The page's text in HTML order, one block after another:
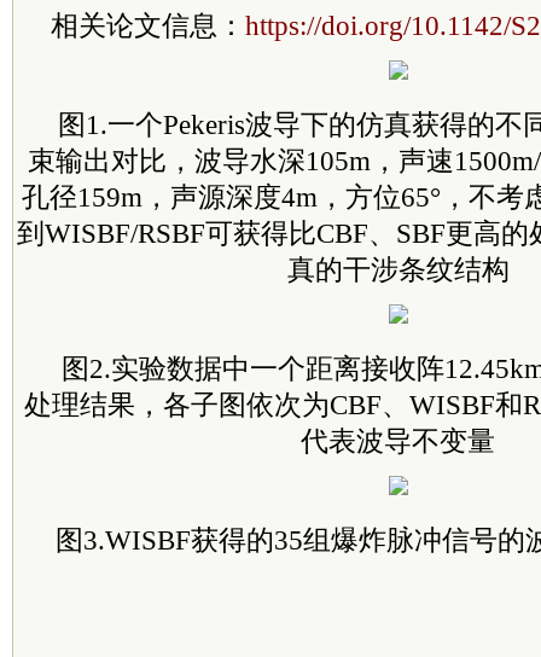
相关论文信息： https://doi.org/10.1142/
图1.一个Pekeris波导下的仿真获得的不
束输出对比，波导水深105m，声速
孔径159m，声源深度4m，方位65°，不考
到WISBF/RSBF可获得比CBF、SBF更高
真的干涉条纹结构
图2.实验数据中一个距离接收阵
处理结果，各子图依次为CBF、WISBF和
代表波导不变量
图3.WISBF获得的35组爆炸脉冲信号的